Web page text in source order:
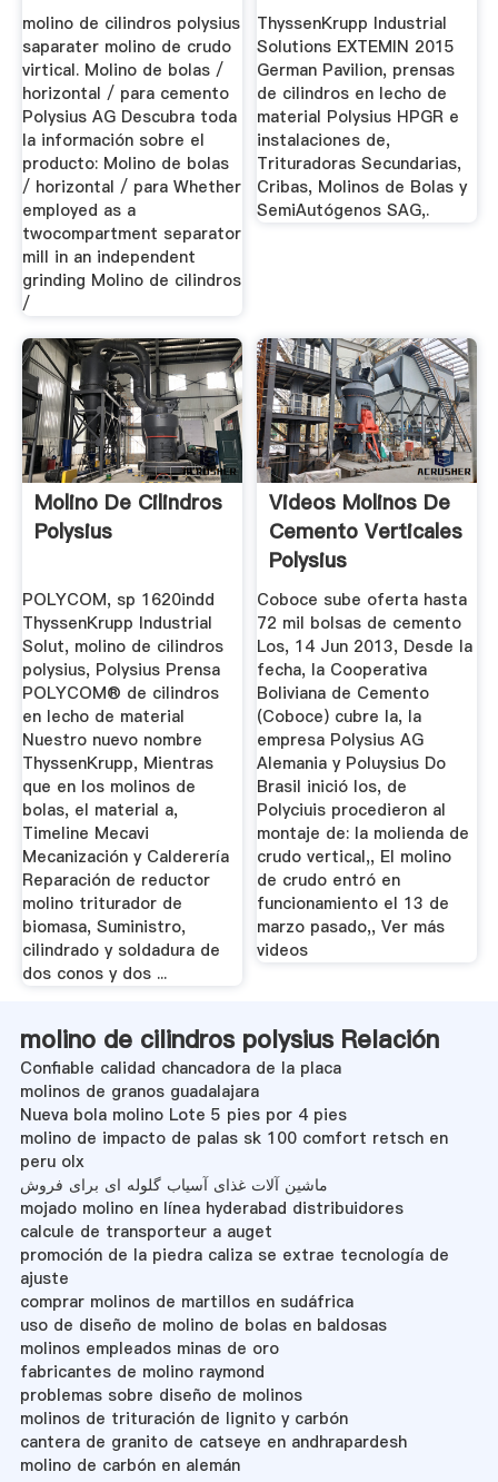
molino de cilindros polysius
saparater molino de crudo
virtical. Molino de bolas /
horizontal / para cemento
Polysius AG Descubra toda
la información sobre el
producto: Molino de bolas
/ horizontal / para Whether
employed as a
twocompartment separator
mill in an independent
grinding Molino de cilindros
/
ThyssenKrupp Industrial
Solutions EXTEMIN 2015
German Pavilion, prensas
de cilindros en lecho de
material Polysius HPGR e
instalaciones de,
Trituradoras Secundarias,
Cribas, Molinos de Bolas y
SemiAutógenos SAG,.
Molino De Cilindros
Polysius
POLYCOM, sp 1620indd
ThyssenKrupp Industrial
Solut, molino de cilindros
polysius, Polysius Prensa
POLYCOM® de cilindros
en lecho de material
Nuestro nuevo nombre
ThyssenKrupp, Mientras
que en los molinos de
bolas, el material a,
Timeline Mecavi
Mecanización y Calderería
Reparación de reductor
molino triturador de
biomasa, Suministro,
cilindrado y soldadura de
dos conos y dos ...
Videos Molinos De
Cemento Verticales
Polysius
Coboce sube oferta hasta
72 mil bolsas de cemento
Los, 14 Jun 2013, Desde la
fecha, la Cooperativa
Boliviana de Cemento
(Coboce) cubre la, la
empresa Polysius AG
Alemania y Poluysius Do
Brasil inició los, de
Polyciuis procedieron al
montaje de: la molienda de
crudo vertical,, El molino
de crudo entró en
funcionamiento el 13 de
marzo pasado,, Ver más
videos
molino de cilindros polysius Relación
Confiable calidad chancadora de la placa
molinos de granos guadalajara
Nueva bola molino Lote 5 pies por 4 pies
molino de impacto de palas sk 100 comfort retsch en
peru olx
ماشین آلات غذای آسیاب گلوله ای برای فروش
mojado molino en línea hyderabad distribuidores
calcule de transporteur a auget
promoción de la piedra caliza se extrae tecnología de
ajuste
comprar molinos de martillos en sudáfrica
uso de diseño de molino de bolas en baldosas
molinos empleados minas de oro
fabricantes de molino raymond
problemas sobre diseño de molinos
molinos de trituración de lignito y carbón
cantera de granito de catseye en andhrapardesh
molino de carbón en alemán